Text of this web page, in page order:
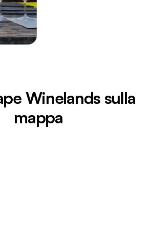
Winelands sulla
mappa